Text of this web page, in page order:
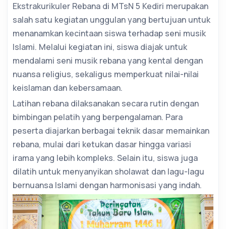
Ekstrakurikuler Rebana di MTsN 5 Kediri merupakan
salah satu kegiatan unggulan yang bertujuan untuk
menanamkan kecintaan siswa terhadap seni musik
Islami. Melalui kegiatan ini, siswa diajak untuk
mendalami seni musik rebana yang kental dengan
nuansa religius, sekaligus memperkuat nilai-nilai
keislaman dan kebersamaan.
Latihan rebana dilaksanakan secara rutin dengan
bimbingan pelatih yang berpengalaman. Para
peserta diajarkan berbagai teknik dasar memainkan
rebana, mulai dari ketukan dasar hingga variasi
irama yang lebih kompleks. Selain itu, siswa juga
dilatih untuk menyanyikan sholawat dan lagu-lagu
bernuansa Islami dengan harmonisasi yang indah.